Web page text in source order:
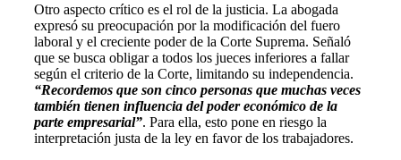
Otro aspecto crítico es el rol de la justicia. La abogada
expresó su preocupación por la modificación del fuero
laboral y el creciente poder de la Corte Suprema. Señaló
que se busca obligar a todos los jueces inferiores a fallar
según el criterio de la Corte, limitando su independencia.
“Recordemos que son cinco personas que muchas veces
también tienen influencia del poder económico de la
parte empresarial”. Para ella, esto pone en riesgo la
interpretación justa de la ley en favor de los trabajadores.